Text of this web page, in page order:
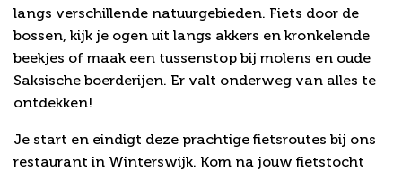
langs verschillende natuurgebieden. Fiets door de
bossen, kijk je ogen uit langs akkers en kronkelende
beekjes of maak een tussenstop bij molens en oude
Saksische boerderijen. Er valt onderweg van alles te
ontdekken!
Je start en eindigt deze prachtige fietsroutes bij ons
restaurant in Winterswijk. Kom na jouw fietstocht